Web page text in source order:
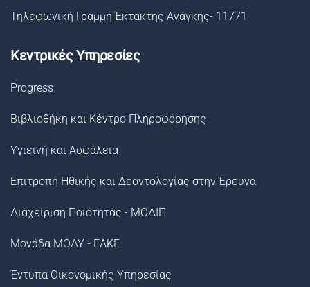
Τηλεφωνική Γραμμή Έκτακτης Ανάγκης- 11771
Κεντρικές Υπηρεσίες
Progress
Βιβλιοθήκη και Κέντρο Πληροφόρησης
Υγιεινή και Ασφάλεια
Επιτροπή Ηθικής και Δεοντολογίας στην Έρευνα
Διαχείριση Ποιότητας - ΜΟΔΙΠ
Μονάδα ΜΟΔΥ - ΕΛΚΕ
Έντυπα Οικονομικής Υπηρεσίας